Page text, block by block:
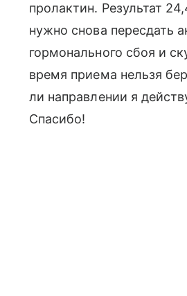
пролактин. Результат
нужно снова пересдать
гормонального сбоя и
время приема нельзя
ли направлении я
Спасибо!